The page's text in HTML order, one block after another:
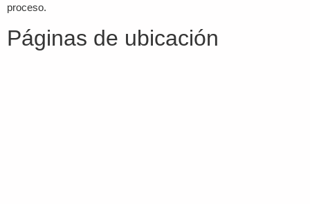
proceso.
Páginas de ubicación